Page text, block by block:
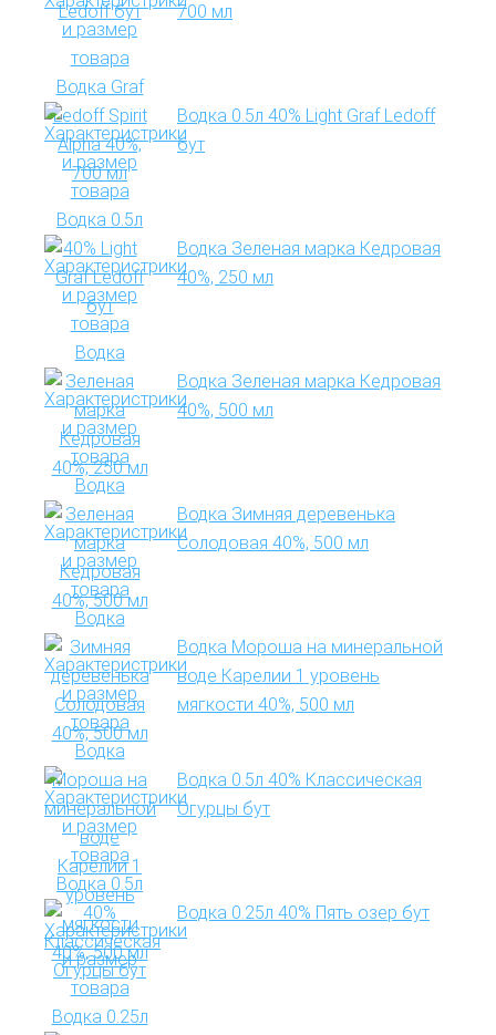
700 мл
Водка 0.5л 40% Light Graf Ledoff
бут
Водка Зеленая марка Кедровая
40%, 250 мл
Водка Зеленая марка Кедровая
40%, 500 мл
Водка Зимняя деревенька
Солодовая 40%, 500 мл
Водка Мороша на минеральной
воде Карелии 1 уровень
мягкости 40%, 500 мл
Водка 0.5л 40% Классическая
Огурцы бут
Водка 0.25л 40% Пять озер бут